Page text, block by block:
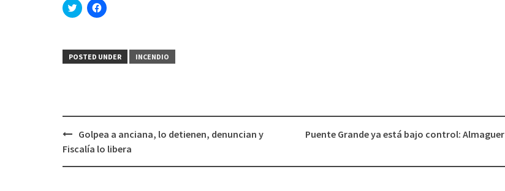
Haz
clic
(Se
abre
Haz
clic
(Se
abre
POSTED UNDER INCENDIO
Post
navigation
Golpea a anciana, lo detienen, denuncian y
Fiscalía lo libera
Puente Grande ya está bajo control: Almaguer